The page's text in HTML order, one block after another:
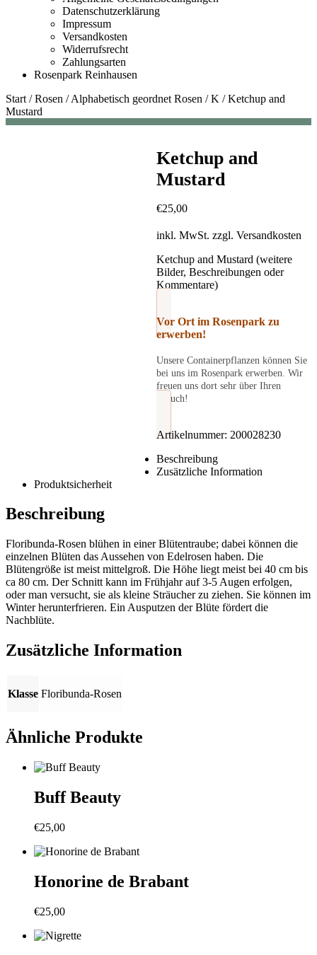
Datenschutzerklärung
Impressum
Versandkosten
Widerrufsrecht
Zahlungsarten
Rosenpark Reinhausen
Start /Rosen /Alphabetisch geordnet Rosen /K /Ketchup and
Mustard
Ketchup and
Mustard
€25,00
inkl. MwSt. zzgl. Versandkosten
Ketchup and Mustard (weitere
Bilder, Beschreibungen oder
Kommentare)
Vor Ort im Rosenpark zu
erwerben!
Unsere Containerpflanzen können Sie
bei uns im Rosenpark erwerben. Wir
freuen uns dort sehr über Ihren
Besuch!
Artikelnummer: 200028230
Beschreibung
Zusätzliche Information
Produktsicherheit
Beschreibung
Floribunda-Rosen blühen in einer Blütentraube; dabei können die
einzelnen Blüten das Aussehen von Edelrosen haben. Die
Blütengröße ist meist mittelgroß. Die Höhe liegt meist bei 40 cm bis
ca 80 cm. Der Schnitt kann im Frühjahr auf 3-5 Augen erfolgen,
oder man versucht, sie als kleine Sträucher zu ziehen. Sie können im
Winter herunterfrieren. Ein Ausputzen der Blüte fördert die
Nachblüte.
Zusätzliche Information
Klasse Floribunda-Rosen
Ähnliche Produkte
Buff Beauty
€25,00
Honorine de Brabant
€25,00